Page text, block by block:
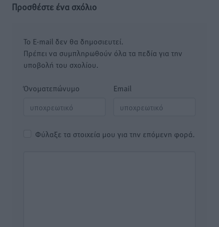
Προσθέστε ένα σχόλιο
Το E-mail δεν θα δημοσιευτεί.
Πρέπει να συμπληρωθούν όλα τα πεδία για την
υποβολή του σχολίου.
Όνοματεπώνυμο Email
Φύλαξε τα στοιχεία μου για την επόμενη φορά.